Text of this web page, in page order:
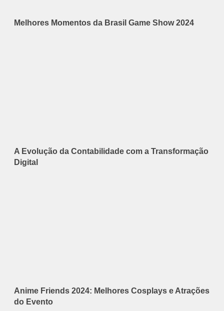
Melhores Momentos da Brasil Game Show 2024
A Evolução da Contabilidade com a Transformação
Digital
Anime Friends 2024: Melhores Cosplays e Atrações
do Evento